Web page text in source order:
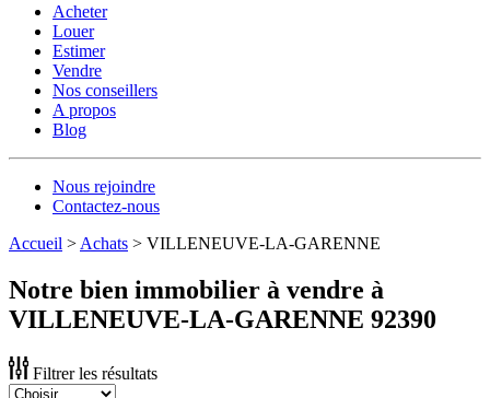
Acheter
Louer
Estimer
Vendre
Nos conseillers
A propos
Blog
Nous rejoindre
Contactez-nous
Accueil > Achats > VILLENEUVE-LA-GARENNE
Notre bien immobilier à vendre à
VILLENEUVE-LA-GARENNE 92390
Filtrer les résultats